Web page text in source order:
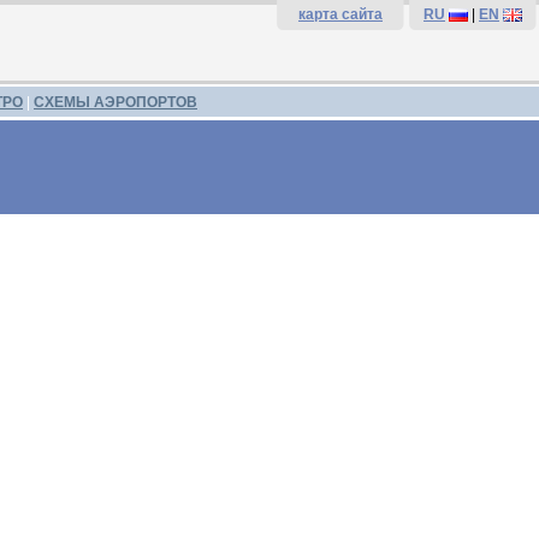
карта сайта RU EN
СХЕМЫ АЭРОПОРТОВ